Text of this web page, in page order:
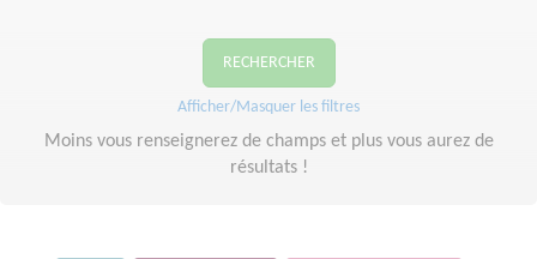
RECHERCHER
Afficher/Masquer les filtres
Moins vous renseignerez de champs et plus vous aurez de
résultats !